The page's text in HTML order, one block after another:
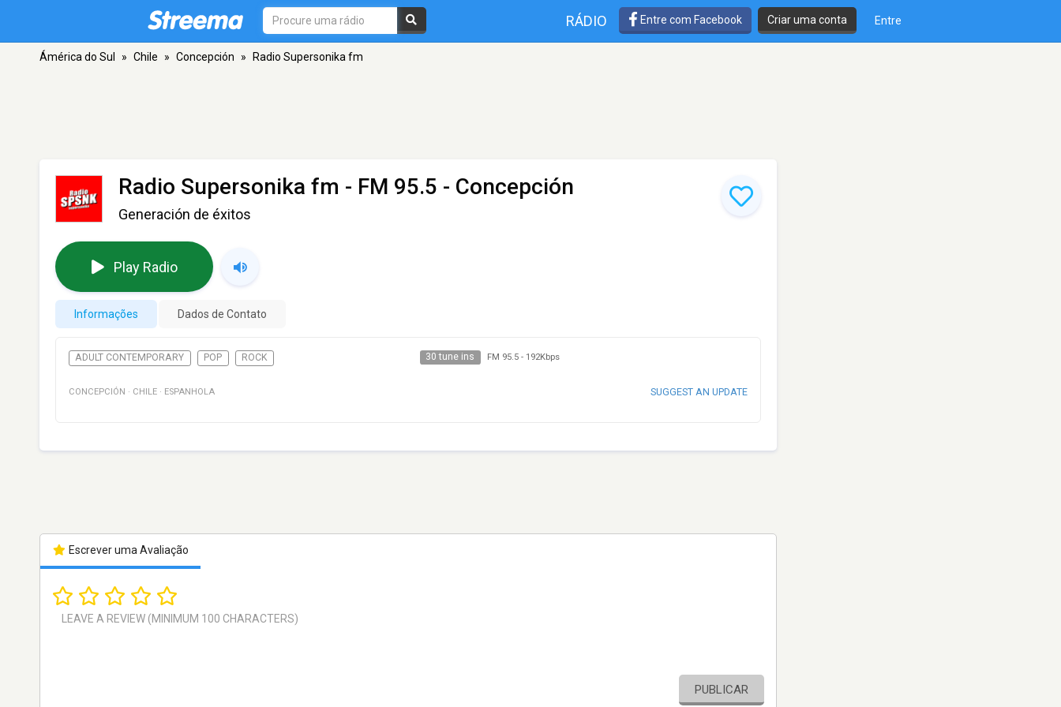
RÁDIO Entre com Facebook Criar uma conta Entre
Ámérica do Sul » Chile » Concepción » Radio Supersonika fm
Radio Supersonika fm - FM 95.5 - Concepción
Generación de éxitos
Play Radio
Informações Dados de Contato
ADULT CONTEMPORARY POP ROCK 30 tune ins FM 95.5- 192Kbps
CONCEPCIÓN · CHILE · ESPANHOLA SUGGEST AN UPDATE
Escrever uma Avaliação
PUBLICAR